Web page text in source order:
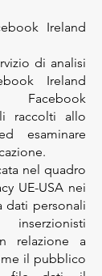
Ireland
di analisi
Ireland
Facebook
raccolti allo
esaminare
nel quadro
UE-USA nei
dati personali
relazione a
il pubblico